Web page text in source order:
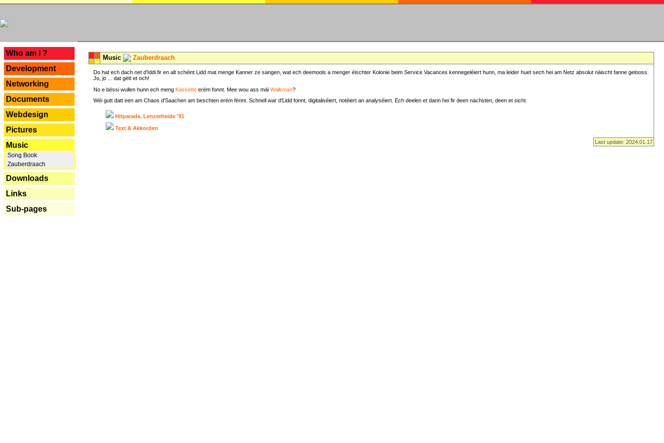
Who am I ?
Development
Networking
Documents
Webdesign
Pictures
Music
Song Book
Zauberdraach
Downloads
Links
Sub-pages
Music Zauberdraach
Do hat ech dach net d'Iddi fir en alt schéint Lidd mat menge Kanner ze sangen, wat ech deemools a menger éischter Kolonie beim Service Vacances kennegeléiert hunn, ma leider huet sech hei am Netz absolut näischt fanne gelooss.
Jo, jo ... dat gëtt et och!
No e bëssi wullen hunn ech meng Kassette erëm fonnt. Mee wou ass mäi Walkman?
Wéi gutt datt een am Chaos d'Saachen am beschten erëm fënnt. Schnell war d'Lidd fonnt, digitaliséiert, notéiert an analyséiert. Ech deelen et dann hei fir deen nächsten, deen et sicht.
Hitparade, Lenzerheide '91
Text & Akkorden
Last update: 2024.01.17